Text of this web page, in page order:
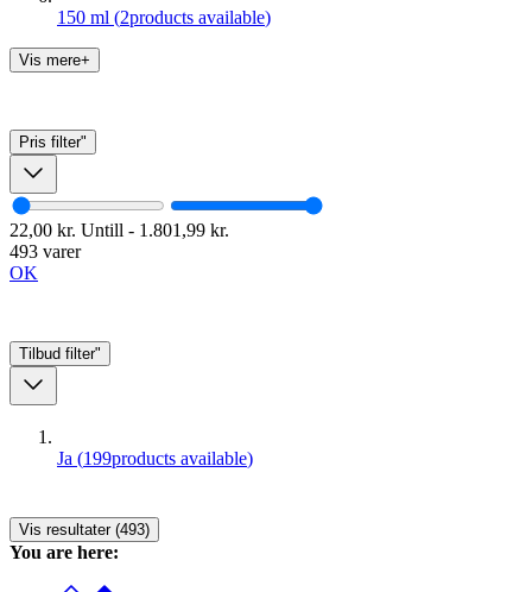
150 ml (2products available)
Vis mere+
Pris filter"
22,00 kr. Untill - 1.801,99 kr.
493 varer
OK
Tilbud filter"
Ja (199products available)
Vis resultater (493)
You are here: